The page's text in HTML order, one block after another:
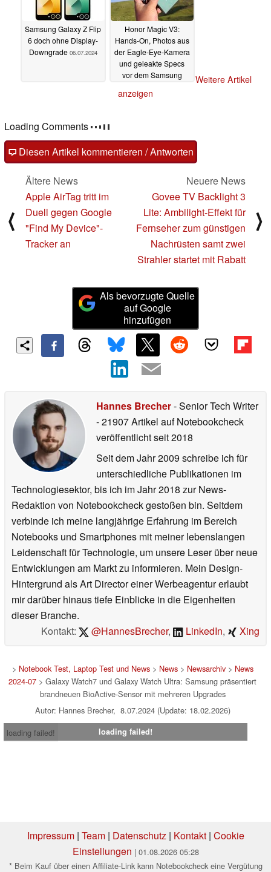
Samsung Galaxy Z Flip
6 doch ohne Display-
Downgrade 06.07.2024
Honor Magic V3:
Hands-On, Photos aus
der Eagle-Eye-Kamera
und geleakte Specs
vor dem Samsung
Launch06.07.2024
Weitere Artikel
anzeigen
Loading Comments
Diesen Artikel kommentieren / Antworten
⟨
Ältere News
Apple AirTag tritt im
Duell gegen Google
"Find My Device"-
Tracker an
Neuere News
Govee TV Backlight 3
Lite: Ambilight-Effekt für
Fernseher zum günstigen
Nachrüsten samt zwei
Strahler startet mit Rabatt
⟩
Als bevorzugte Quelle
auf Google
hinzufügen
Hannes Brecher- Senior Tech Writer
- 21907 Artikel auf Notebookcheck
veröffentlichtseit 2018
Seit dem Jahr 2009 schreibe ich für
unterschiedliche Publikationen im
Technologiesektor, bis ich im Jahr 2018 zur News-
Redaktion von Notebookcheck gestoßen bin. Seitdem
verbinde ich meine langjährige Erfahrung im Bereich
Notebooks und Smartphones mit meiner lebenslangen
Leidenschaft für Technologie, um unsere Leser über neue
Entwicklungen am Markt zu informieren. Mein Design-
Hintergrund als Art Director einer Werbeagentur erlaubt
mir darüber hinaus tiefe Einblicke in die Eigenheiten
dieser Branche.
Kontakt:
@HannesBrecher, LinkedIn, Xing
> Notebook Test, Laptop Test und News> News> Newsarchiv> News
2024-07 > Galaxy Watch7 und Galaxy Watch Ultra: Samsung präsentiert
brandneuen BioActive-Sensor mit mehreren Upgrades
Autor: Hannes Brecher, 8.07.2024 (Update: 18.02.2026)
loading failed!
loading failed!
Impressum| Team| Datenschutz| Kontakt| Cookie
Einstellungen | 01.08.2026 05:28
* Beim Kauf über einen Affiliate-Link kann Notebookcheck eine Vergütung